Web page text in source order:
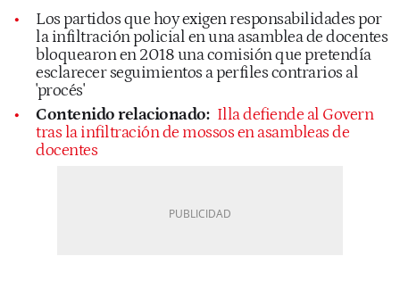
Los partidos que hoy exigen responsabilidades por
la infiltración policial en una asamblea de docentes
bloquearon en 2018 una comisión que pretendía
esclarecer seguimientos a perfiles contrarios al
'procés'
Contenido relacionado: Illa defiende al Govern
tras la infiltración de mossos en asambleas de
docentes